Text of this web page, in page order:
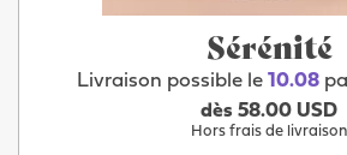
Sérénité
Livraison possible le 10.08
dès 58.00 USD
Hors frais de livraison